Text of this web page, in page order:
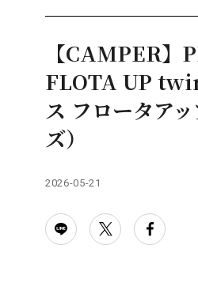
【CAMPER】
FLOTA UP
ス フロータア
ズ）
2026-05-21